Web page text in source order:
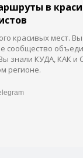
в
красивых мест.
сообщество
знали КУДА, КАК и
регионе.